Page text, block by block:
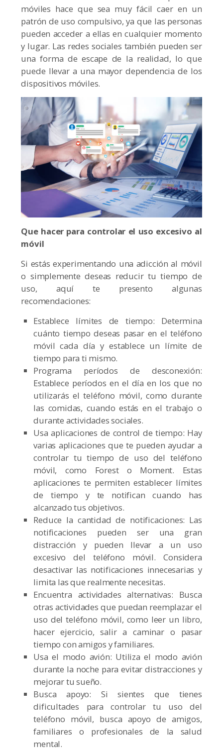
móviles hace que sea muy fácil caer en un
patrón de uso compulsivo, ya que las personas
pueden acceder a ellas en cualquier momento
y lugar. Las redes sociales también pueden ser
una forma de escape de la realidad, lo que
puede llevar a una mayor dependencia de los
dispositivos móviles.
Que hacer para controlar el uso excesivo al
móvil
Si estás experimentando una adicción al móvil
o simplemente deseas reducir tu tiempo de
uso, aquí te presento algunas
recomendaciones:
Establece límites de tiempo: Determina
cuánto tiempo deseas pasar en el teléfono
móvil cada día y establece un límite de
tiempo para ti mismo.
Programa períodos de desconexión:
Establece períodos en el día en los que no
utilizarás el teléfono móvil, como durante
las comidas, cuando estás en el trabajo o
durante actividades sociales.
Usa aplicaciones de control de tiempo: Hay
varias aplicaciones que te pueden ayudar a
controlar tu tiempo de uso del teléfono
móvil, como Forest o Moment. Estas
aplicaciones te permiten establecer límites
de tiempo y te notifican cuando has
alcanzado tus objetivos.
Reduce la cantidad de notificaciones: Las
notificaciones pueden ser una gran
distracción y pueden llevar a un uso
excesivo del teléfono móvil. Considera
desactivar las notificaciones innecesarias y
limita las que realmente necesitas.
Encuentra actividades alternativas: Busca
otras actividades que puedan reemplazar el
uso del teléfono móvil, como leer un libro,
hacer ejercicio, salir a caminar o pasar
tiempo con amigos y familiares.
Usa el modo avión: Utiliza el modo avión
durante la noche para evitar distracciones y
mejorar tu sueño.
Busca apoyo: Si sientes que tienes
dificultades para controlar tu uso del
teléfono móvil, busca apoyo de amigos,
familiares o profesionales de la salud
mental.